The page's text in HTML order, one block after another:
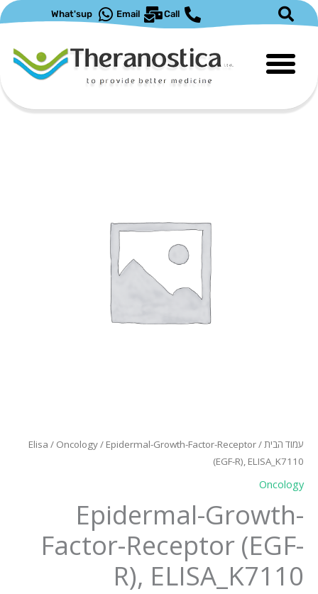
Call
Email
What'sup
עמוד הבית/
Elisa / Oncology/ Epidermal-Growth-Factor-Receptor
(EGF-R), ELISA_K7110
Oncology
Epidermal-Growth-
Factor-Receptor (EGF-
R), ELISA_K7110